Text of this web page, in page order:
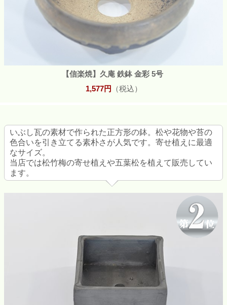
【信楽焼】久庵 鉄鉢 金彩 5号
1,577円 （税込）
いぶし瓦の素材で作られた正方形の鉢。松や花物や苔の
色合いを引き立てる素朴さが人気です。寄せ植えに最適
なサイズ。
当店では松竹梅の寄せ植えや五葉松を植えて販売してい
ます。